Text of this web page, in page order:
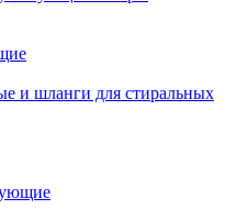
и шланги для стиральных